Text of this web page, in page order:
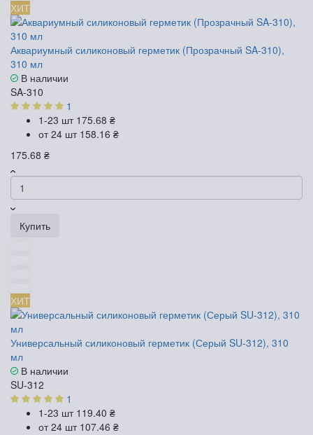
ХИТ
Аквариумный силиконовый герметик (Прозрачный SA-310),
310 мл
В наличии
SA-310
1
1-23 шт 175.68 ₴
от 24 шт 158.16 ₴
175.68 ₴
Купить
ХИТ
Универсальный силиконовый герметик (Серый SU-312), 310
мл
В наличии
SU-312
1
1-23 шт 119.40 ₴
от 24 шт 107.46 ₴